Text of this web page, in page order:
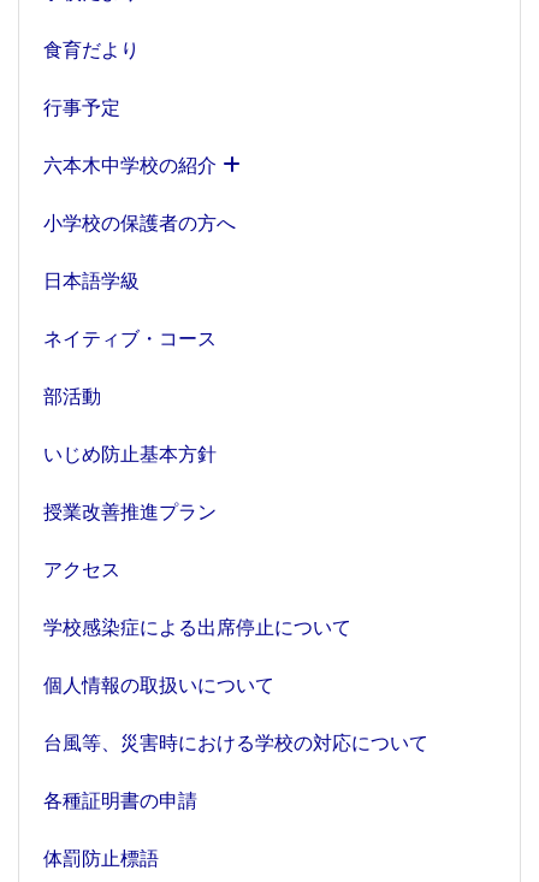
食育だより
行事予定
六本木中学校の紹介
小学校の保護者の方へ
日本語学級
ネイティブ・コース
部活動
いじめ防止基本方針
授業改善推進プラン
アクセス
学校感染症による出席停止について
個人情報の取扱いについて
台風等、災害時における学校の対応について
各種証明書の申請
体罰防止標語